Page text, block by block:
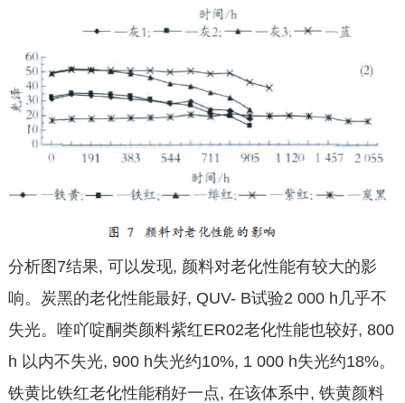
分析图7结果, 可以发现, 颜料对老化性能有较大的影
响。炭黑的老化性能最好, QUV- B试验2 000 h几乎不
失光。喹吖啶酮类颜料紫红ER02老化性能也较好, 800
h 以内不失光, 900 h失光约10%, 1 000 h失光约18%。
铁黄比铁红老化性能稍好一点, 在该体系中, 铁黄颜料